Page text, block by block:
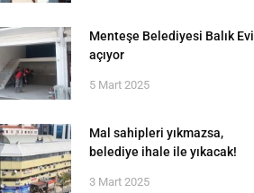
Menteşe Belediyesi Balık Evi
açıyor
5 Mart 2025
Mal sahipleri yıkmazsa,
belediye ihale ile yıkacak!
3 Mart 2025